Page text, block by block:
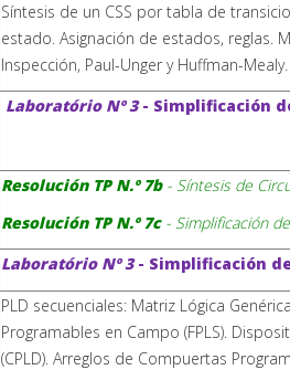
Síntesis de un CSS por tabla de
estado. Asignación de estados, reglas.
Inspección, Paul-Unger y Huffman-Mealy.
Laboratório Nº 3- Simplificación
Resolución TP N.º 7b - Síntesis de
Resolución TP N.º 7c - Simplificación
Laboratório Nº 3- Simplificación
PLD secuenciales: Matriz Lógica
Programables en Campo (FPLS).
(CPLD). Arreglos de Compuertas